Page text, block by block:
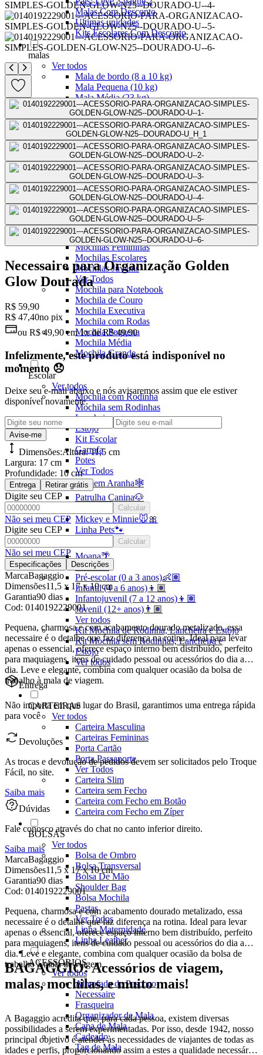
Malas Com Desconto
Últimas unidades
Kits Escolares Com Desconto
malas
Ver todos
Mala de bordo (8 a 10 kg)
Mala Pequena (10 kg)
Mala Média (23 kg)
Mala Grande (32 kg)
Conjunto de Malas
Bolsa de Viagem
ABS
Polipropileno
Policarbonato
Tecido
Para Levar à Bordo
Para Despachar
Mochilas
Ver todos
Mochilas Masculinas
Mochilas Femininas
Mochilas Escolares
Mochilas Juvenis
Ver Todos
Mochila para Notebook
Mochila de Couro
Mochila Executiva
Mochila com Rodas
Mochila Pequena
Mochila Média
Mochila Grande
Escolar
Ver todos
Mochila com Rodinha
Mochila sem Rodinhas
Lancheira
Estojo
Kit Escolar
Garrafa
Potes
Ver Todos
Homem Aranha🕸️
Patrulha Canina🐶
Mickey e Minnie🐭🎀
Linha Pets🐾
Moana🌴
ver todos
Pré-escolar (0 a 3 anos)👶🏽
Infantil (4 a 6 anos)👦🏽
Infantojuvenil (7 a 12 anos)👦🏽
Juvenil (12+ anos)👨🏽
Ver todos
Kit Mochila de Rodinha, Lancheira e Estojo
Kit Mochila sem Rodinhas, Lancheira e
Estojo
Ver todos
CARTEIRAS
Ver todos
Carteira Masculina
Carteiras Femininas
Porta Cartão
Porta Passaporte
Ver Todos
Carteira Slim
Carteira sem Fecho
Carteira com Fecho em Botão
Carteira com Fecho em Zíper
BOLSAS
Ver todos
Bolsa de Ombro
Bolsa Transversal
Bolsa De Mão
Shoulder Bag
Bolsa Mochila
Pastas
Ver Todos
Linha Maternidade
Linha Leather
ACESSÓRIOS
Ver todos
Almofada de Pescoço
Necessaire
Frasqueira
Organizador de Mala
Capa de Mala
Cadeado
Tag de Mala
Necessaire para Organização Golden
Glow Dourada
R$ 59,90
R$ 47,40no pix
ou R$ 49,90 em1x de R$ 49,90
Infelizmente, este produto está indisponível no
momento 😞
Deixe seu e-mail abaixo e nós avisaremos assim que ele estiver
disponível novamente.
Avise-me
Dimensões:Altura: 11,5 cm
Largura: 17 cm
Profundidade: 10 cm
Entrega Retirar grátis
Digite seu CEP
Calcular
Não sei meu CEP
Digite seu CEP
Calcular
Não sei meu CEP
Especificações Descrições
MarcaBagaggio
Dimensões11,5 x 17 x 10 cm
Garantia90 dias
Cod: 0140192229001
Pequena, charmosa e com acabamento dourado metalizado, essa
necessaire é o detalhe que faz diferença na rotina. Ideal para levar
apenas o essencial, oferece espaço interno bem distribuído, perfeito
para maquiagens, itens de cuidado pessoal ou acessórios do dia a
dia. Leve e elegante, combina com qualquer ocasião da bolsa de
trabalho à mala de viagem.
Entrega
Não importa em que lugar do Brasil, garantimos uma entrega rápida
para você
Devoluções
As trocas e devolução de pedidos devem ser solicitados pelo Troque
Fácil, no site.
Saiba mais
Dúvidas
Fale conosco através do chat no canto inferior direito.
Saiba mais
MarcaBagaggio
Dimensões11,5 x 17 x 10 cm
Garantia90 dias
Cod: 0140192229001
Pequena, charmosa e com acabamento dourado metalizado, essa
necessaire é o detalhe que faz diferença na rotina. Ideal para levar
apenas o essencial, oferece espaço interno bem distribuído, perfeito
para maquiagens, itens de cuidado pessoal ou acessórios do dia a
dia. Leve e elegante, combina com qualquer ocasião da bolsa de
trabalho à mala de viagem.
BAGAGGIO: Acessórios de viagem,
malas, mochilas, e muito mais!
A Bagaggio acredita que, para cada pessoa, existem diversas
possibilidades a serem experimentadas. Por isso, desde 1942, nosso
principal objetivo é atender às necessidades de viajantes de todas as
idades e perfis, proporcionando assim a estes a qualidade necessária